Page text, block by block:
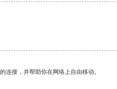
连接，并帮助你在网络上自由移动。